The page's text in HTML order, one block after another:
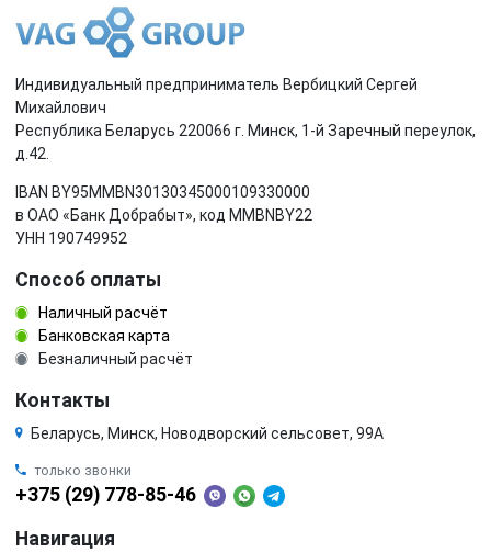
Индивидуальный предприниматель Вербицкий Сергей
Михайлович
Республика Беларусь 220066 г. Минск, 1-й Заречный переулок,
д.42.
IBAN BY95MMBN30130345000109330000
в ОАО «Банк Добрабыт», код MMBNBY22
УНН 190749952
Способ оплаты
Наличный расчёт
Банковская карта
Безналичный расчёт
Контакты
Беларусь, Минск, Новодворский сельсовет, 99А
только звонки
+375 (29) 778-85-46
Навигация